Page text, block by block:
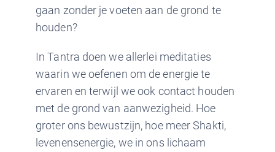
gaan zonder je voeten aan de grond te
houden?
In Tantra doen we allerlei meditaties
waarin we oefenen om de energie te
ervaren en terwijl we ook contact houden
met de grond van aanwezigheid. Hoe
groter ons bewustzijn, hoe meer Shakti,
levenensenergie, we in ons lichaam